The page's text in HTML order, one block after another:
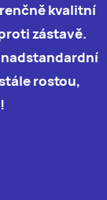
kvalitní
zástavě.
nadstandardní
rostou,